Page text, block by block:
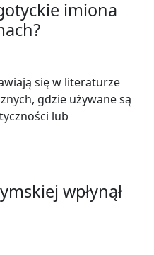
imiona
się w literaturze
gdzie używane są
lub
wpłynął